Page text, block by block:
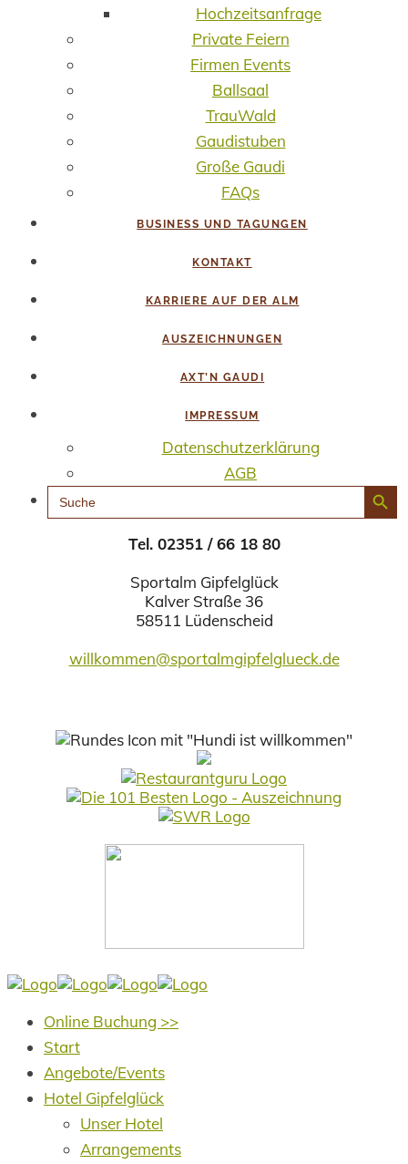
Hochzeitsanfrage
Private Feiern
Firmen Events
Ballsaal
TrauWald
Gaudistuben
Große Gaudi
FAQs
BUSINESS UND TAGUNGEN
KONTAKT
KARRIERE AUF DER ALM
AUSZEICHNUNGEN
AXT’N GAUDI
IMPRESSUM
Datenschutzerklärung
AGB
SEARCH
FOR:
Search Button
Tel. 02351 / 66 18 80
Sportalm Gipfelglück
Kalver Straße 36
58511 Lüdenscheid
willkommen@sportalmgipfelglueck.de
Online Buchung >>
Start
Angebote/Events
Hotel Gipfelglück
Unser Hotel
Arrangements